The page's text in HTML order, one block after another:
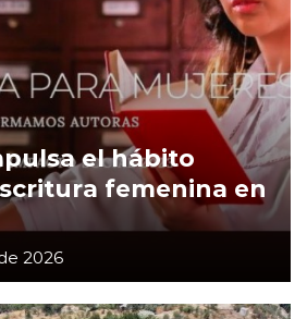
el hábito
femenina en
2026